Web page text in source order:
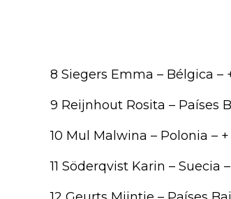
8 Siegers Emma – Bélgica –
9 Reijnhout Rosita – Países
10 Mul Malwina – Polonia – +
11 Söderqvist Karin – Suecia